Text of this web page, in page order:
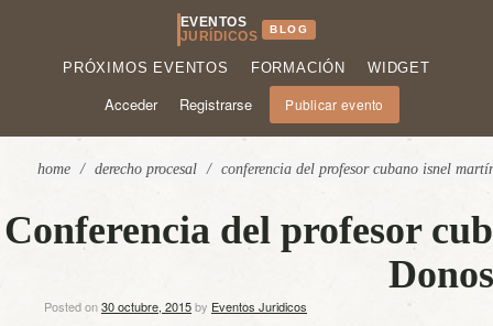
EVENTOS
JURÍDICOS
BLOG
PRÓXIMOS EVENTOS FORMACIÓN WIDGET
Acceder Registrarse Publicar evento
home / derecho procesal / conferencia del profesor cubano isnel
Conferencia del profesor
Posted on30 octubre, 2015by Eventos Juridicos